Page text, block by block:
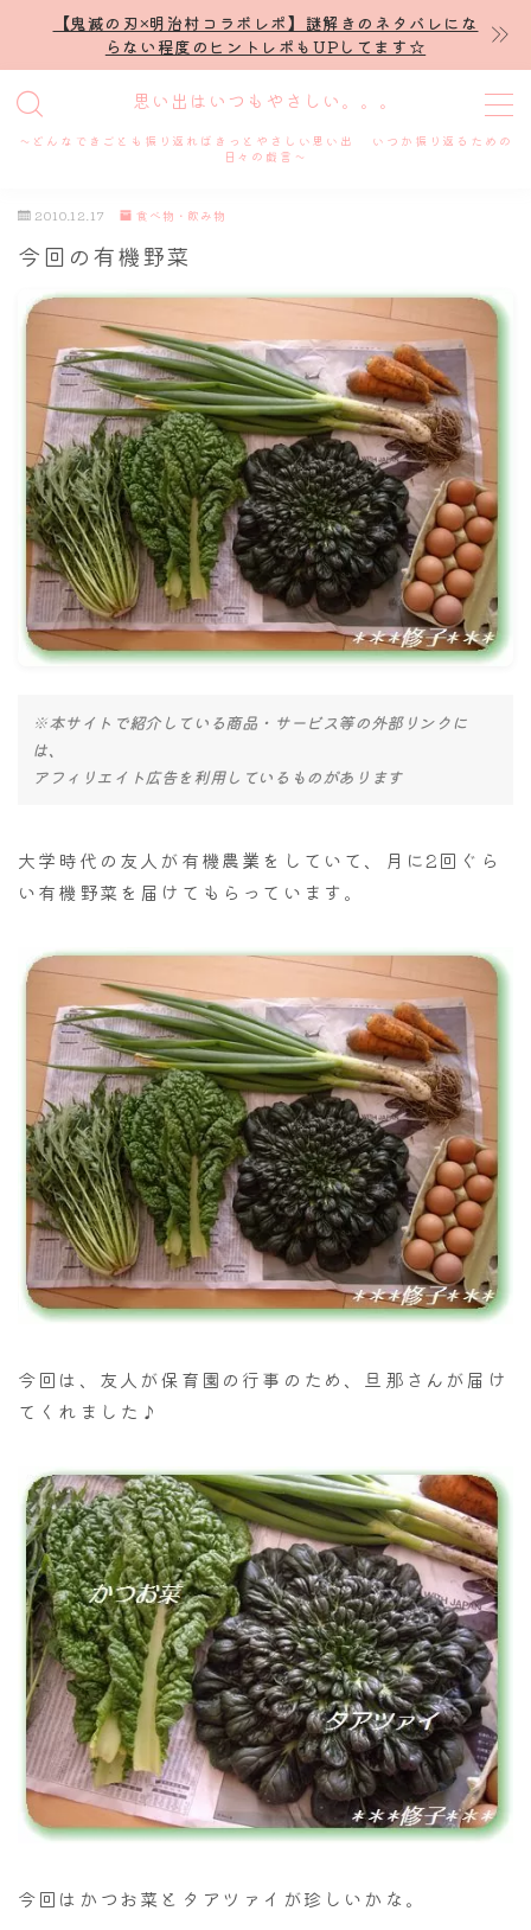
【鬼滅の刃×明治村コラボレポ】謎解きのネタバレにな
らない程度のヒントレポもUPしてます☆
思い出はいつもやさしい。。。
～どんなできごとも振り返ればきっとやさしい思い出 いつか振り返るための
日々の戯言～
MENU
プロフィール
謎解き
ホテル滞在記
舞台・ライブ
名古屋
ナナちゃん人形
2010.12.17 食べ物・飲み物
今回の有機野菜
※本サイトで紹介している商品・サービス等の外部リンクに
は、
アフィリエイト広告を利用しているものがあります
大学時代の友人が有機農業をしていて、月に2回ぐら
い有機野菜を届けてもらっています。
今回は、友人が保育園の行事のため、旦那さんが届け
てくれました♪
今回はかつお菜とタアツァイが珍しいかな。